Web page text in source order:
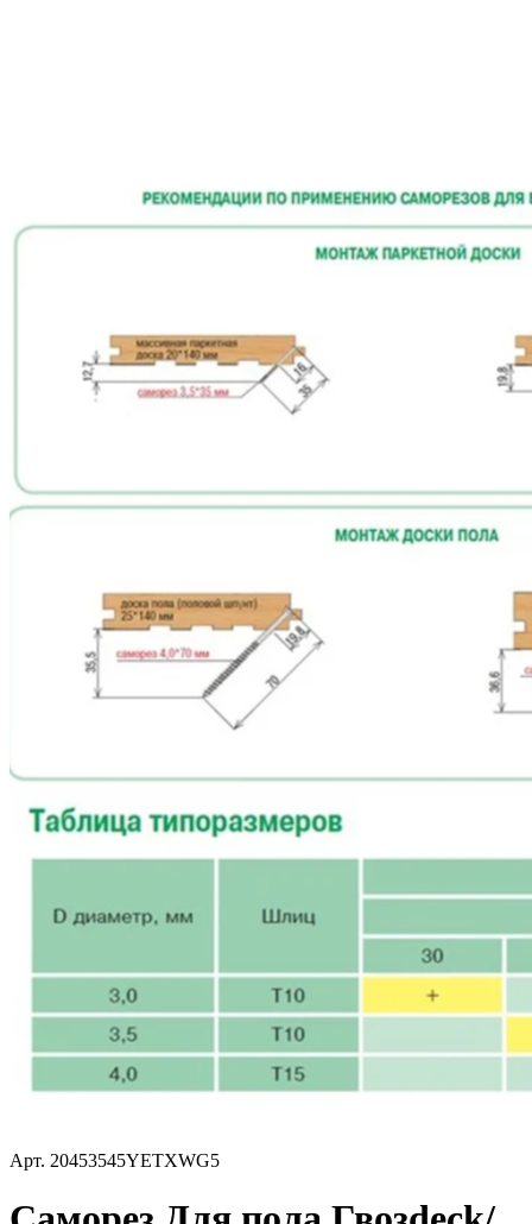
Арт. 20453545YETXWG5